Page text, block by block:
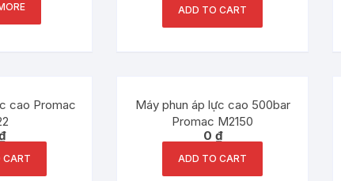
ADD TO CART
cao Promac
CART
Máy phun áp lực cao 500bar
Promac M2150
0 ₫
ADD TO CART